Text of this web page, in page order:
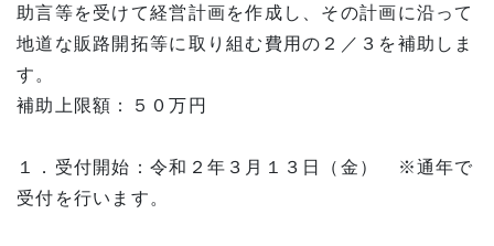
助言等を受けて経営計画を作成し、その計画に沿って
地道な販路開拓等に取り組む費用の２／３を補助しま
す。
補助上限額：５０万円
１．受付開始：令和２年３月１３日（金） ※通年で
受付を行います。